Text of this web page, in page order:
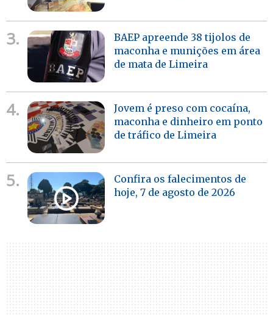
3.
BAEP apreende 38 tijolos de
maconha e munições em área
de mata de Limeira
4.
Jovem é preso com cocaína,
maconha e dinheiro em ponto
de tráfico de Limeira
5.
Confira os falecimentos de
hoje, 7 de agosto de 2026